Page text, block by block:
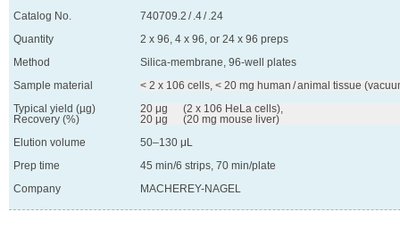
Catalog No.
740709.2 / .4 / .24
Quantity
2 x 96, 4 x 96, or 24 x 96 preps
Method
Silica-membrane, 96-well plates
Sample material
< 2 x 106 cells, < 20 mg human / animal tissue
Typical yield (µg)
Recovery (%)
20 μg	(2 x 106 HeLa cells),
20 μg	(20 mg mouse liver)
Elution volume
50–130 μL
Prep time
45 min/6 strips, 70 min/plate
Company
MACHEREY-NAGEL